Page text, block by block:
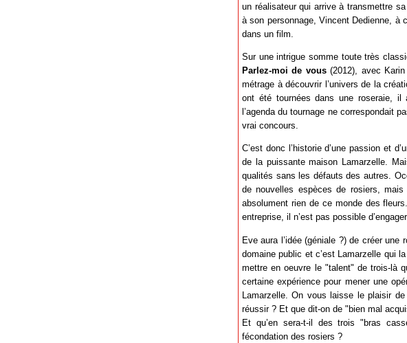
un réalisateur qui arrive à transmettre
à son personnage, Vincent Dedienne, à
dans un film.
Sur une intrigue somme toute très
Parlez-moi de vous(2012), avec Karin
métrage à découvrir l’univers de la
ont été tournées dans une roseraie,
l’agenda du tournage ne correspondait
vrai concours.
C’est donc l’historie d’une passion et
de la puissante maison Lamarzelle.
qualités sans les défauts des autres.
de nouvelles espèces de rosiers,
absolument rien de ce monde des
entreprise, il n’est pas possible
Eve aura l’idée (géniale ?) de créer
domaine public et c’est Lamarzelle qui
mettre en oeuvre le "talent" de trois-là
certaine expérience pour mener une
Lamarzelle. On vous laisse le plaisir
réussir ? Et que dit-on de "bien mal
Et qu’en sera-t-il des trois "bras
fécondation des rosiers ?